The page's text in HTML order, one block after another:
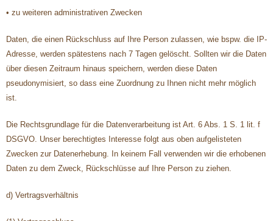
• zu weiteren administrativen Zwecken
Daten, die einen Rückschluss auf Ihre Person zulassen, wie bspw. die IP-
Adresse, werden spätestens nach 7 Tagen gelöscht. Sollten wir die Daten
über diesen Zeitraum hinaus speichern, werden diese Daten
pseudonymisiert, so dass eine Zuordnung zu Ihnen nicht mehr möglich
ist.
Die Rechtsgrundlage für die Datenverarbeitung ist Art. 6 Abs. 1 S. 1 lit. f
DSGVO. Unser berechtigtes Interesse folgt aus oben aufgelisteten
Zwecken zur Datenerhebung. In keinem Fall verwenden wir die erhobenen
Daten zu dem Zweck, Rückschlüsse auf Ihre Person zu ziehen.
d) Vertragsverhältnis